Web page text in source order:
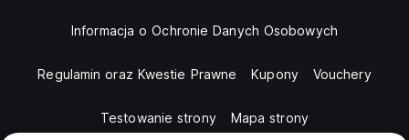
Informacja o Ochronie Danych Osobowych
Regulamin oraz Kwestie Prawne Kupony Vouchery
Testowanie strony Mapa strony